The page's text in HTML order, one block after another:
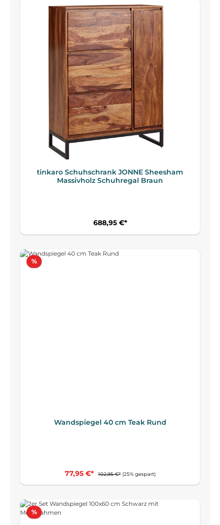
tinkaro Schuhschrank JONNE Sheesham
Massivholz Schuhregal Braun
688,95 €*
%Rabatt
Wandspiegel 40 cm Teak Rund
77,95 €* 102,95 €* (25% gespart)
%Rabatt